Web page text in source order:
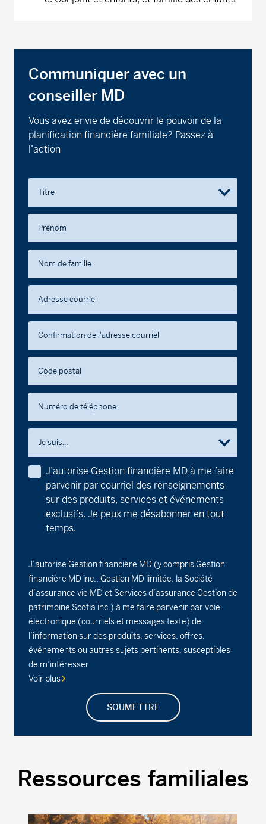
Communiquer avec un
conseiller MD
Vous avez envie de découvrir le pouvoir de la
planification financière familiale? Passez à
l’action
Titre
Prénom
Nom de famille
Adresse courriel
Confirmation de l'adresse courriel
Code postal
Numéro de téléphone
Je suis...
J’autorise Gestion financière MD à me faire
parvenir par courriel des renseignements
sur des produits, services et événements
exclusifs. Je peux me désabonner en tout
temps.
J’autorise Gestion financière MD (y compris Gestion
financière MD inc., Gestion MD limitée, la Société
d’assurance vie MD et Services d’assurance Gestion de
patrimoine Scotia inc.) à me faire parvenir par voie
électronique (courriels et messages texte) de
l’information sur des produits, services, offres,
événements ou autres sujets pertinents, susceptibles
de m’intéresser.
Voir plus
SOUMETTRE
Ressources familiales